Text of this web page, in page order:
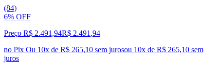
(84)
6% OFF
Preço R$ 2.491,94R$ 2.491,94
no Pix Ou 10x de R$ 265,10 sem jurosou 10x de R$ 265,10 sem
juros